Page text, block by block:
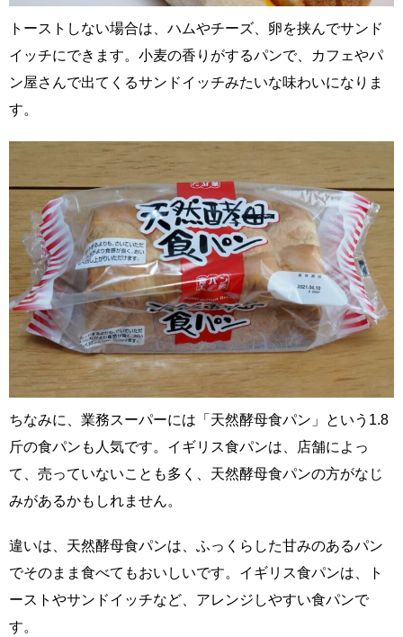
トーストしない場合は、ハムやチーズ、卵を挟んでサンド
イッチにできます。小麦の香りがするパンで、カフェやパ
ン屋さんで出てくるサンドイッチみたいな味わいになりま
す。
ちなみに、業務スーパーには「天然酵母食パン」という1.8
斤の食パンも人気です。イギリス食パンは、店舗によっ
て、売っていないことも多く、天然酵母食パンの方がなじ
みがあるかもしれません。
違いは、天然酵母食パンは、ふっくらした甘みのあるパン
でそのまま食べてもおいしいです。イギリス食パンは、ト
ーストやサンドイッチなど、アレンジしやすい食パンで
す。